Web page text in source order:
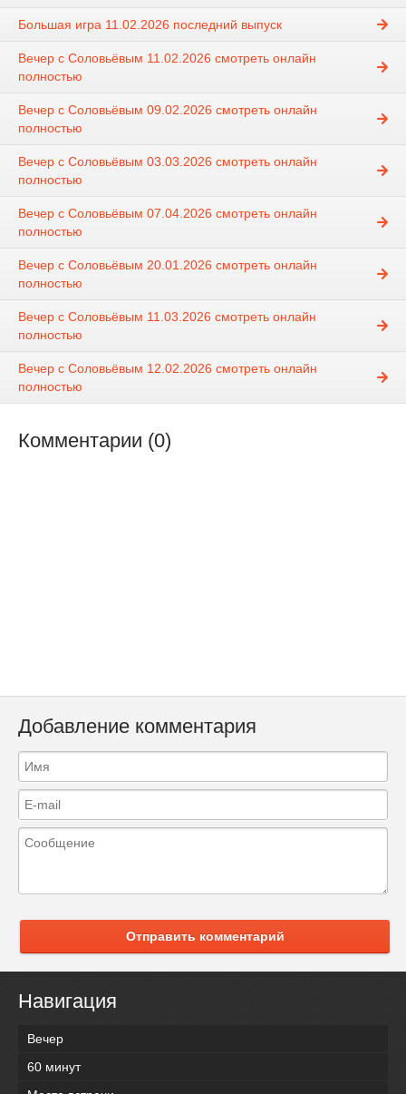
Большая игра 11.02.2026 последний выпуск
Вечер с Соловьёвым 11.02.2026 смотреть онлайн
полностью
Вечер с Соловьёвым 09.02.2026 смотреть онлайн
полностью
Вечер с Соловьёвым 03.03.2026 смотреть онлайн
полностью
Вечер с Соловьёвым 07.04.2026 смотреть онлайн
полностью
Вечер с Соловьёвым 20.01.2026 смотреть онлайн
полностью
Вечер с Соловьёвым 11.03.2026 смотреть онлайн
полностью
Вечер с Соловьёвым 12.02.2026 смотреть онлайн
полностью
Комментарии (0)
Добавление комментария
Отправить комментарий
Навигация
Вечер
60 минут